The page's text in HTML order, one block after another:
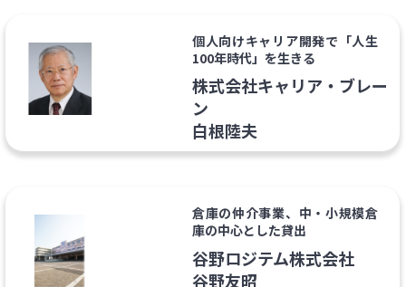
個人向けキャリア開発で「人生
100年時代」を生きる
株式会社キャリア・ブレー
ン
白根陸夫
倉庫の仲介事業、中・小規模倉
庫の中心とした貸出
谷野ロジテム株式会社
谷野友昭